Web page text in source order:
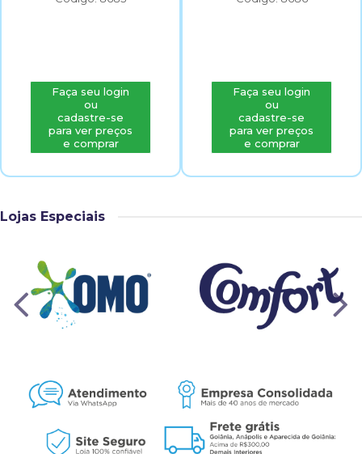
Faça seu login
ou
cadastre-se
para ver preços
e comprar
Faça seu login
ou
cadastre-se
para ver preços
e comprar
Lojas Especiais